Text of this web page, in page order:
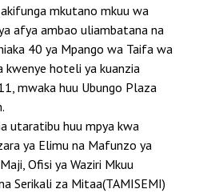
mkutano mkuu wa
afya ambao uliambatana na
40 ya Mpango wa Taifa wa
kwenye hoteli ya kuanzia
mwaka huu Ubungo Plaza
utaratibu huu mpya kwa
ya Elimu na Mafunzo ya
Ofisi ya Waziri Mkuu
Serikali za Mitaa(TAMISEMI)